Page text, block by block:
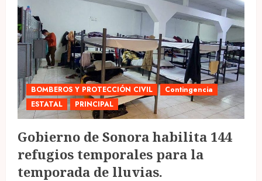
BOMBEROS Y PROTECCIÓN CIVIL
Contingencia
ESTATAL
PRINCIPAL
Gobierno de Sonora habilita 144
refugios temporales para la
temporada de lluvias.